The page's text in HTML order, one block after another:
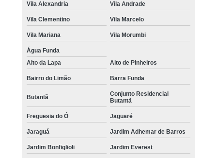
Vila Alexandria Vila Andrade
Vila Clementino Vila Marcelo
Vila Mariana Vila Morumbi
Água Funda
Alto da Lapa
Alto de Pinheiros
Bairro do Limão Barra Funda
Butantã
Conjunto Residencial
Butantã
Freguesia do Ó Jaguaré
Jaraguá Jardim Adhemar de Barros
Jardim Bonfiglioli Jardim Everest